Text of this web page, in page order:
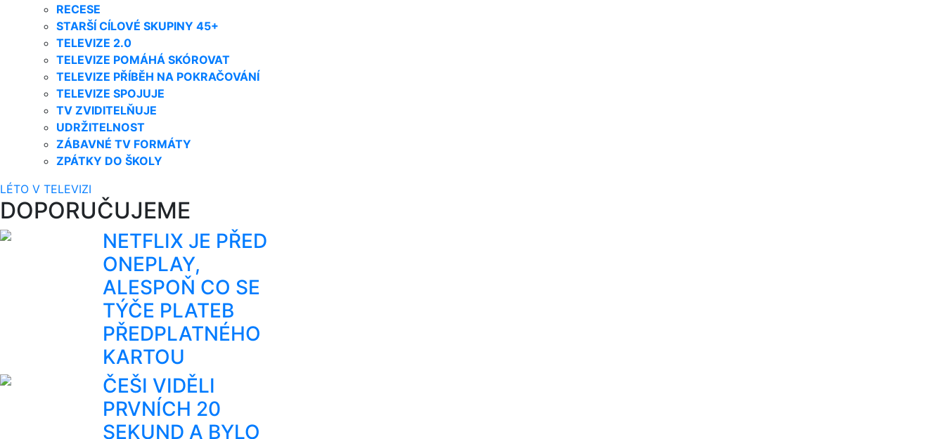
RECESE
STARŠÍ CÍLOVÉ SKUPINY 45+
TELEVIZE 2.0
TELEVIZE POMÁHÁ SKÓROVAT
TELEVIZE PŘÍBĚH NA POKRAČOVÁNÍ
TELEVIZE SPOJUJE
TV ZVIDITELŇUJE
UDRŽITELNOST
ZÁBAVNÉ TV FORMÁTY
ZPÁTKY DO ŠKOLY
LÉTO V TELEVIZI
DOPORUČUJEME
NETFLIX JE PŘED
ONEPLAY,
ALESPOŇ CO SE
TÝČE PLATEB
PŘEDPLATNÉHO
KARTOU
ČEŠI VIDĚLI
PRVNÍCH 20
SEKUND A BYLO